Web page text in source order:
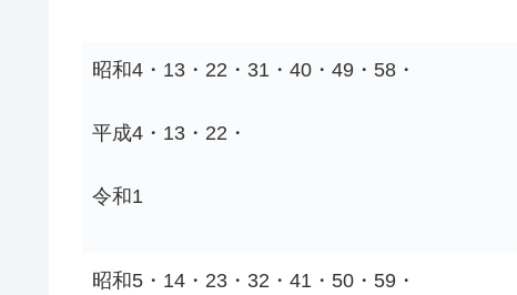
昭和4・13・22・31・40・49・58・
平成4・13・22・
令和1
昭和5・14・23・32・41・50・59・